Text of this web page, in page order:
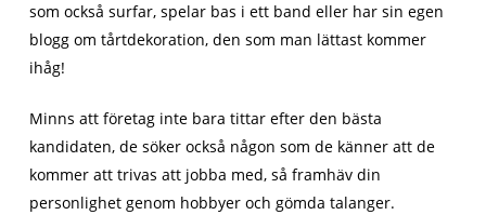
som också surfar, spelar bas i ett band eller har sin egen
blogg om tårtdekoration, den som man lättast kommer
ihåg!
Minns att företag inte bara tittar efter den bästa
kandidaten, de söker också någon som de känner att de
kommer att trivas att jobba med, så framhäv din
personlighet genom hobbyer och gömda talanger.